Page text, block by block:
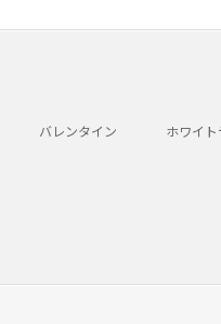
バレンタイン ホワイ